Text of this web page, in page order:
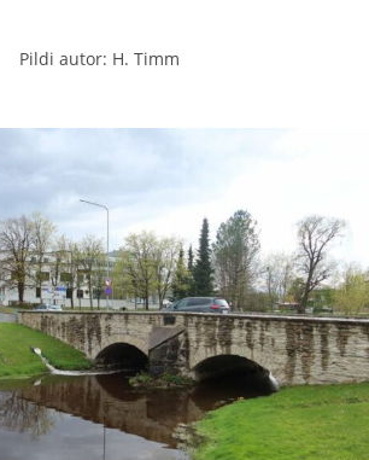
Pildi autor: H. Timm